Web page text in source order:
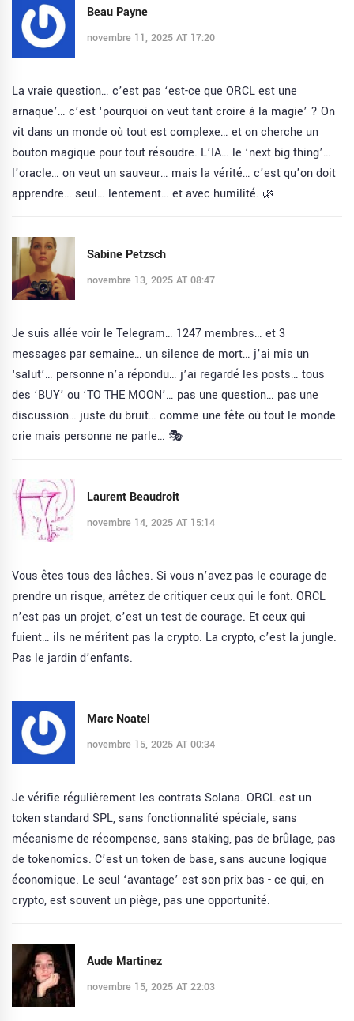
Beau Payne
novembre 11, 2025 AT 17:20
La vraie question… c’est pas ‘est-ce que ORCL est une
arnaque’… c’est ‘pourquoi on veut tant croire à la magie’ ? On
vit dans un monde où tout est complexe… et on cherche un
bouton magique pour tout résoudre. L’IA… le ‘next big thing’…
l’oracle… on veut un sauveur… mais la vérité… c’est qu’on doit
apprendre… seul… lentement… et avec humilité. 🌿
Sabine Petzsch
novembre 13, 2025 AT 08:47
Je suis allée voir le Telegram… 1247 membres… et 3
messages par semaine… un silence de mort… j’ai mis un
‘salut’… personne n’a répondu… j’ai regardé les posts… tous
des ‘BUY’ ou ‘TO THE MOON’… pas une question… pas une
discussion… juste du bruit… comme une fête où tout le monde
crie mais personne ne parle… 🎭
Laurent Beaudroit
novembre 14, 2025 AT 15:14
Vous êtes tous des lâches. Si vous n’avez pas le courage de
prendre un risque, arrêtez de critiquer ceux qui le font. ORCL
n’est pas un projet, c’est un test de courage. Et ceux qui
fuient… ils ne méritent pas la crypto. La crypto, c’est la jungle.
Pas le jardin d’enfants.
Marc Noatel
novembre 15, 2025 AT 00:34
Je vérifie régulièrement les contrats Solana. ORCL est un
token standard SPL, sans fonctionnalité spéciale, sans
mécanisme de récompense, sans staking, pas de brûlage, pas
de tokenomics. C’est un token de base, sans aucune logique
économique. Le seul ‘avantage’ est son prix bas - ce qui, en
crypto, est souvent un piège, pas une opportunité.
Aude Martinez
novembre 15, 2025 AT 22:03